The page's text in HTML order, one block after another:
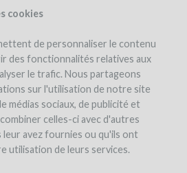
cookies
de personnaliser le contenu
des fonctionnalités relatives aux
le trafic. Nous partageons
sur l'utilisation de notre site
médias sociaux, de publicité et
celles-ci avec d'autres
avez fournies ou qu'ils ont
utilisation de leurs services.
los reembolsos en vino